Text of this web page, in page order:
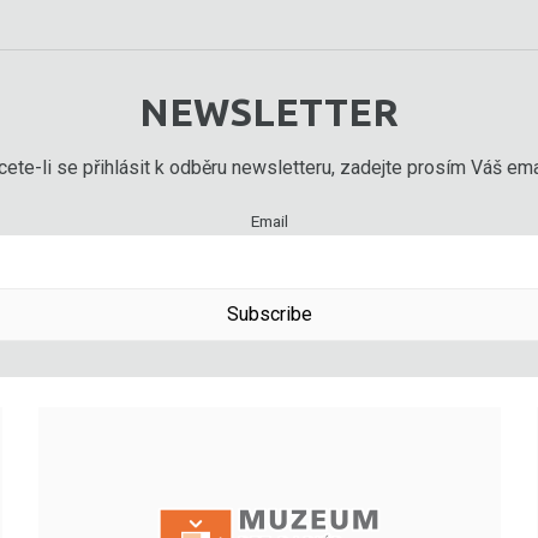
NEWSLETTER
li se přihlásit k odběru newsletteru, zadejte prosím Váš
Email
Subscribe